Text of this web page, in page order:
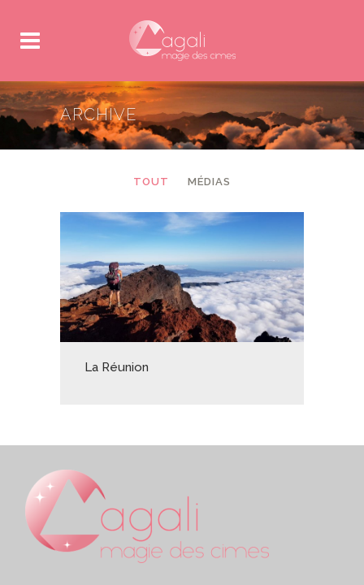
ARCHIVE
TOUT MÉDIAS
La Réunion